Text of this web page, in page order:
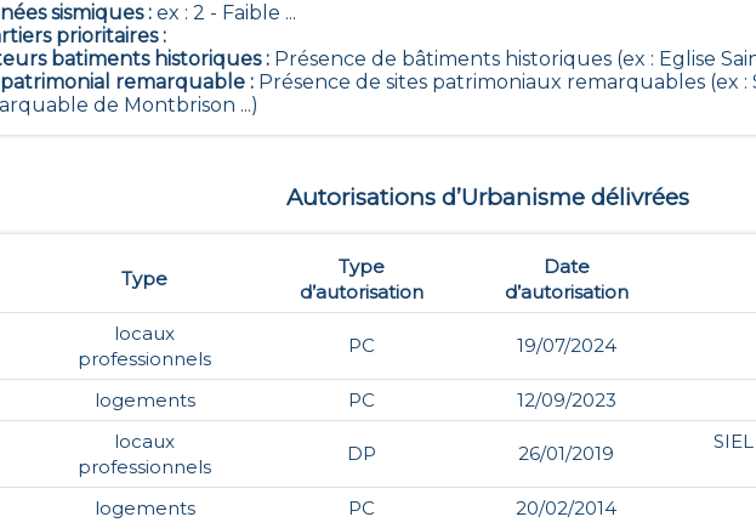
sismiques:ex : 2 - Faible ...
prioritaires:
batiments historiques: Présence de bâtiments historiques (ex : Eglise
remarquable : Présence de sites patrimoniaux remarquables (ex :
de Montbrison ...)
Autorisations d’Urbanisme délivrées
Type
Type
d’autorisation
Date
d’autorisation
locaux
professionnels
PC 19/07/2024
logements PC 12/09/2023
locaux
professionnels
DP 26/01/2019
logements PC 20/02/2014